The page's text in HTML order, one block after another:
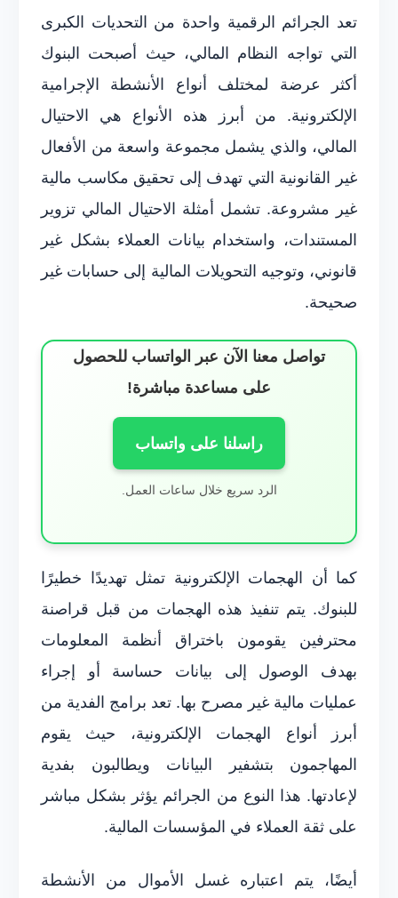
تعد الجرائم الرقمية واحدة من التحديات الكبرى
التي تواجه النظام المالي، حيث أصبحت البنوك
أكثر عرضة لمختلف أنواع الأنشطة الإجرامية
الإلكترونية. من أبرز هذه الأنواع هي الاحتيال
المالي، والذي يشمل مجموعة واسعة من الأفعال
غير القانونية التي تهدف إلى تحقيق مكاسب مالية
غير مشروعة. تشمل أمثلة الاحتيال المالي تزوير
المستندات، واستخدام بيانات العملاء بشكل غير
قانوني، وتوجيه التحويلات المالية إلى حسابات غير
صحيحة.
تواصل معنا الآن عبر الواتساب للحصول
على مساعدة مباشرة!
راسلنا على واتساب
الرد سريع خلال ساعات العمل.
كما أن الهجمات الإلكترونية تمثل تهديدًا خطيرًا
للبنوك. يتم تنفيذ هذه الهجمات من قبل قراصنة
محترفين يقومون باختراق أنظمة المعلومات
بهدف الوصول إلى بيانات حساسة أو إجراء
عمليات مالية غير مصرح بها. تعد برامج الفدية من
أبرز أنواع الهجمات الإلكترونية، حيث يقوم
المهاجمون بتشفير البيانات ويطالبون بفدية
لإعادتها. هذا النوع من الجرائم يؤثر بشكل مباشر
على ثقة العملاء في المؤسسات المالية.
أيضًا، يتم اعتباره غسل الأموال من الأنشطة